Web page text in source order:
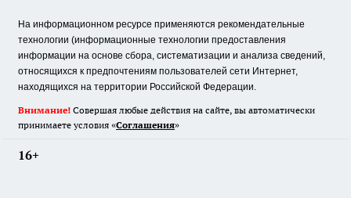
На информационном ресурсе применяются рекомендательные
технологии (информационные технологии предоставления
информации на основе сбора, систематизации и анализа сведений,
относящихся к предпочтениям пользователей сети Интернет,
находящихся на территории Российской Федерации.
Внимание! Совершая любые действия на сайте, вы автоматически
принимаете условия «Cоглашения»
16+